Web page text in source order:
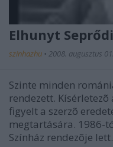
Elhunyt
szinhazhu • 2008. augusztus 01.
Szinte minden
rendezett.
figyelt a szerzõ
megtartására. 1986-
Színház rendezõje lett.